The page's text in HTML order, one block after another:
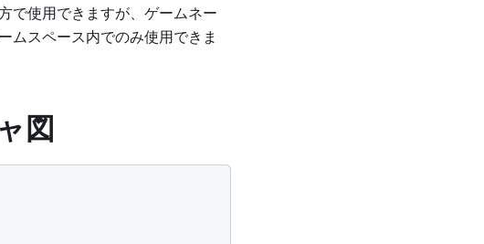
で使用できますが、ゲームネー
ムスペース内でのみ使用できま
図